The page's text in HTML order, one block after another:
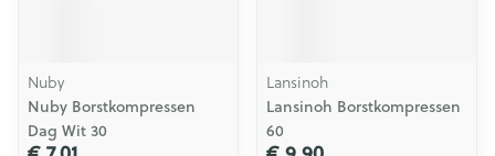
Nuby
Nuby Borstkompressen
Dag Wit 30
Lansinoh
Lansinoh Borstkompressen
60